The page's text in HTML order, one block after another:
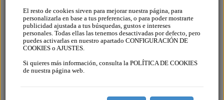
El resto de cookies sirven para mejorar nuestra página, para
personalizarla en base a tus preferencias, o para poder mostrarte
publicidad ajustada a tus búsquedas, gustos e intereses
personales. Todas ellas las tenemos desactivadas por defecto, pero
puedes activarlas en nuestro apartado CONFIGURACIÓN DE
COOKIES o AJUSTES.
Si quieres más información, consulta la POLÍTICA DE COOKIES
de nuestra página web.